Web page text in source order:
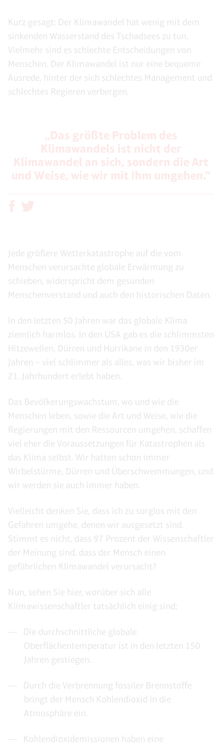
Kurz gesagt: Der Klimawandel hat wenig mit dem
sinkenden Wasserstand des Tschadsees zu tun.
Vielmehr sind es schlechte Entscheidungen von
Menschen. Der Klimawandel ist nur eine bequeme
Ausrede, hinter der sich schlechtes Management und
schlechtes Regieren verbergen.
Jede größere Wetterkatastrophe auf die vom
Menschen verursachte globale Erwärmung zu
schieben, widerspricht dem gesunden
Menschenverstand und auch den historischen Daten.
In den letzten 50 Jahren war das globale Klima
ziemlich harmlos. In den USA gab es die schlimmsten
Hitzewellen, Dürren und Hurrikane in den 1930er
Jahren – viel schlimmer als alles, was wir bisher im
21. Jahrhundert erlebt haben.
Das Bevölkerungswachstum, wo und wie die
Menschen leben, sowie die Art und Weise, wie die
Regierungen mit den Ressourcen umgehen, schaffen
viel eher die Voraussetzungen für Katastrophen als
das Klima selbst. Wir hatten schon immer
Wirbelstürme, Dürren und Überschwemmungen, und
wir werden sie auch immer haben.
Vielleicht denken Sie, dass ich zu sorglos mit den
Gefahren umgehe, denen wir ausgesetzt sind.
Stimmt es nicht, dass 97 Prozent der Wissenschaftler
der Meinung sind, dass der Mensch einen
gefährlichen Klimawandel verursacht?
Nun, sehen Sie hier, worüber sich alle
Klimawissenschaftler tatsächlich einig sind:
Die durchschnittliche globale
Oberflächentemperatur ist in den letzten 150
Jahren gestiegen.
Durch die Verbrennung fossiler Brennstoffe
bringt der Mensch Kohlendioxid in die
Atmosphäre ein.
Kohlendioxidemissionen haben eine